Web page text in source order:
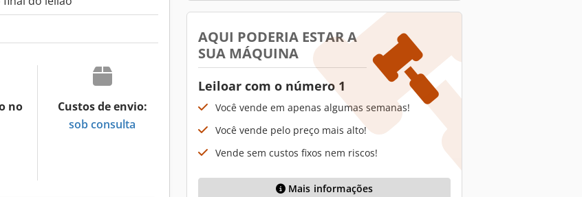
no
Custos de envio:
sob consulta
AQUI PODERIA ESTAR A
SUA MÁQUINA
Leiloar com o número 1
Você vende em apenas algumas semanas!
Você vende pelo preço mais alto!
Vende sem custos fixos nem riscos!
Mais informações